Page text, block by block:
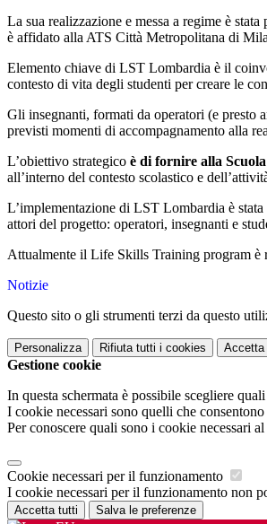
La sua realizzazione e messa a regime è
è affidato alla ATS Città Metropolitana di
Elemento chiave di LST Lombardia è il
contesto di vita degli studenti per creare le
Gli insegnanti, formati da operatori (e
previsti momenti di accompagnamento alla
L’obiettivo strategico è di fornire alla
all’interno del contesto scolastico e
L’implementazione di LST Lombardia è
attori del progetto: operatori, insegnanti e
Attualmente il Life Skills Training program è
Notizie
Questo sito o gli strumenti terzi da questo
Personalizza Rifiuta tutti i cookies Accetta
Gestione cookie
In questa schermata è possibile scegliere
I cookie necessari sono quelli che
Per conoscere quali sono i cookie necessari
Cookie necessari per il funzionamento
I cookie necessari per il funzionamento non
Accetta tutti Salva le preferenze